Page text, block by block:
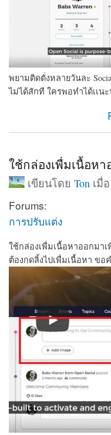
พยามติดตั่งหลายวันละ
ไม่ได้สักที ใครพอทำได้เเน
about พยามติดตั่งหลา
ใช้กล่องเพื่มเนื้อห
เขียนโดย Tonเมื่อ
Forums:
การปรับแต่ง
ใช้กล่องเพื่มเนื้อหาออกมา
ต้องกดลิ้งไปเพื่มเนื้อหา ขอ